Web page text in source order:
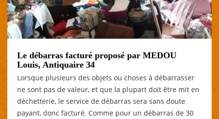
Le débarras facturé proposé par MEDOU
Louis, Antiquaire 34
Lorsque plusieurs des objets ou choses à débarrasser
ne sont pas de valeur, et que la plupart doit être mit en
déchetterie, le service de débarras sera sans doute
payant, donc facturé. Comme pour un débarras de 30